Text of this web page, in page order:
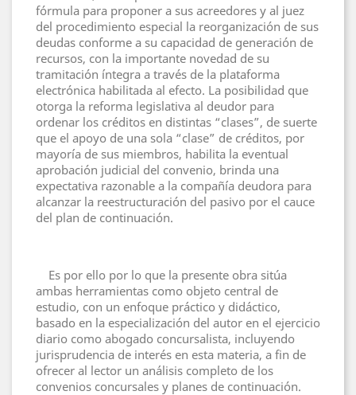
fórmula para proponer a sus acreedores y al juez
del procedimiento especial la reorganización de sus
deudas conforme a su capacidad de generación de
recursos, con la importante novedad de su
tramitación íntegra a través de la plataforma
electrónica habilitada al efecto. La posibilidad que
otorga la reforma legislativa al deudor para
ordenar los créditos en distintas “clases”, de suerte
que el apoyo de una sola “clase” de créditos, por
mayoría de sus miembros, habilita la eventual
aprobación judicial del convenio, brinda una
expectativa razonable a la compañía deudora para
alcanzar la reestructuración del pasivo por el cauce
del plan de continuación.
Es por ello por lo que la presente obra sitúa
ambas herramientas como objeto central de
estudio, con un enfoque práctico y didáctico,
basado en la especialización del autor en el ejercicio
diario como abogado concursalista, incluyendo
jurisprudencia de interés en esta materia, a fin de
ofrecer al lector un análisis completo de los
convenios concursales y planes de continuación.